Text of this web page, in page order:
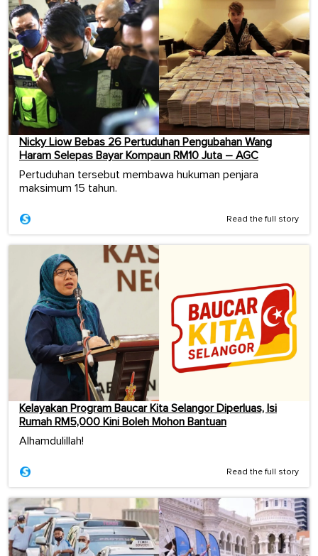
Nicky Liow Bebas 26 Pertuduhan Pengubahan Wang
Haram Selepas Bayar Kompaun RM10 Juta – AGC
Pertuduhan tersebut membawa hukuman penjara
maksimum 15 tahun.
Read the full story
Kelayakan Program Baucar Kita Selangor Diperluas, Isi
Rumah RM5,000 Kini Boleh Mohon Bantuan
Alhamdulillah!
Read the full story